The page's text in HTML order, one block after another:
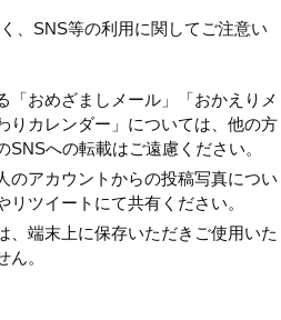
、SNS等の利用に関してご注意い
「おめざましメール」「おかえりメ
りカレンダー」については、他の方
SNSへの転載はご遠慮ください。
のアカウントからの投稿写真につい
ツイートにて共有ください。
、端末上に保存いただきご使用いた
。